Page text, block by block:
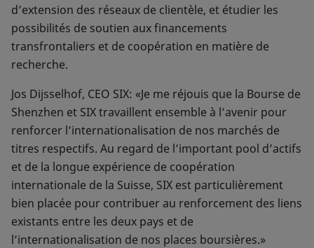
d’extension des réseaux de clientèle, et étudier les
possibilités de soutien aux financements
transfrontaliers et de coopération en matière de
recherche.
Jos Dijsselhof, CEO SIX: «Je me réjouis que la Bourse de
Shenzhen et SIX travaillent ensemble à l’avenir pour
renforcer l’internationalisation de nos marchés de
titres respectifs. Au regard de l’important pool d’actifs
et de la longue expérience de coopération
internationale de la Suisse, SIX est particulièrement
bien placée pour contribuer au renforcement des liens
existants entre les deux pays et de
l’internationalisation de nos places boursières.»